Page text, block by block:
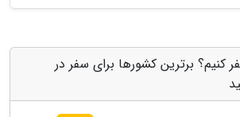
کنیم؟ برترین کشورها برای سفر در